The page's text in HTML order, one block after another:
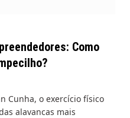
Como
Cunha, o exercício físico
alavancas mais